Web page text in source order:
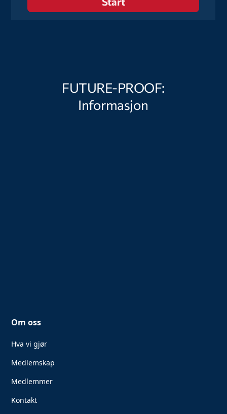
Om oss
Hva vi gjør
Medlemskap
Medlemmer
Kontakt